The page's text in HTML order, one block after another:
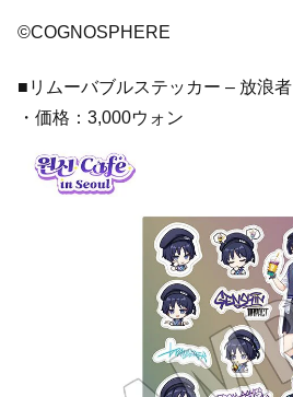
©COGNOSPHERE
■リムーバブルステッカー – 放浪者
・価格：3,000ウォン